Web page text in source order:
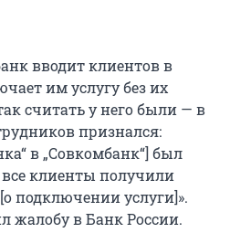
вводит клиентов в
им услугу без их
считать у него были — в
признался:
в „Совкомбанк“] был
клиенты получили
подключении услуги]».
жалобу в Банк России.